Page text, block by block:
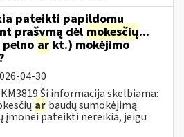
pateikti papildomų
prašymą dėl mokesčių...
ar kt.) mokėjimo
04-30
Ši informacija skelbiama:
ar baudų sumokėjimą
įmonei pateikti nereikia, jeigu